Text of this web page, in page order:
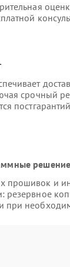
срочный
и
резервное
при